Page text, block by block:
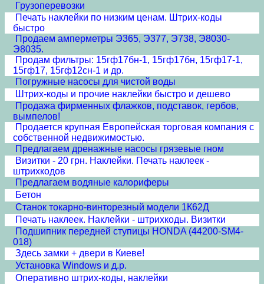
Грузоперевозки
Печать наклейки по низким ценам. Штрих-коды
быстро
Продаем амперметры Э365, Э377, Э738, Э8030-
Э8035.
Продам фильтры: 15гф17бн-1, 15гф17бн, 15гф17-1,
15гф17, 15гф12сн-1 и др.
Погружные насосы для чистой воды
Штрих-коды и прочие наклейки быстро и дешево
Продажа фирменных флажков, подставок, гербов,
вымпелов!
Продается крупная Европейская торговая компания с
собственной недвижимостью.
Предлагаем дренажные насосы грязевые гном
Визитки - 20 грн. Наклейки. Печать наклеек -
штрихкодов
Предлагаем водяные калориферы
Бетон
Станок токарно-винторезный модели 1К62Д
Печать наклеек. Наклейки - штрихкоды. Визитки
Подшипник передней ступицы HONDA (44200-SM4-
018)
Здесь замки + двери в Киеве!
Установка Windows и д.р.
Оперативно штрих-коды, наклейки